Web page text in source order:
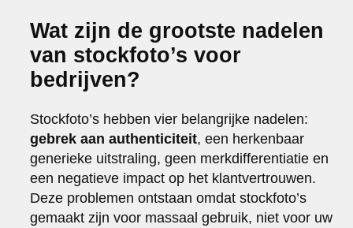
info@markhorn.nl
+31650600601
about
Wat zijn de grootste nadelen
van stockfoto’s voor
bedrijven?
Stockfoto’s hebben vier belangrijke nadelen:
gebrek aan authenticiteit, een herkenbaar
generieke uitstraling, geen merkdifferentiatie en
een negatieve impact op het klantvertrouwen.
Deze problemen ontstaan omdat stockfoto’s
gemaakt zijn voor massaal gebruik, niet voor uw